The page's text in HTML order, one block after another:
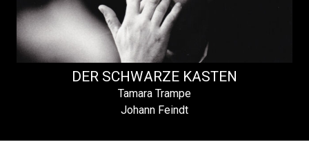
DER SCHWARZE KASTEN
Tamara Trampe
Johann Feindt